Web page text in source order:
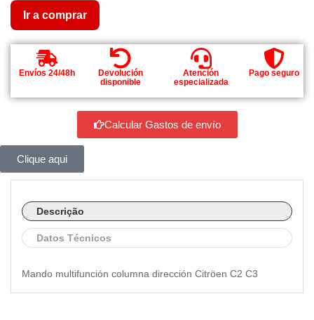
Ir a comprar
Envíos 24/48h
Devolución
disponible
Atención
especializada
Pago seguro
Calcular Gastos de envío
Clique aqui
Descrição
Datos Técnicos
Mando multifunción columna dirección Citröen C2 C3